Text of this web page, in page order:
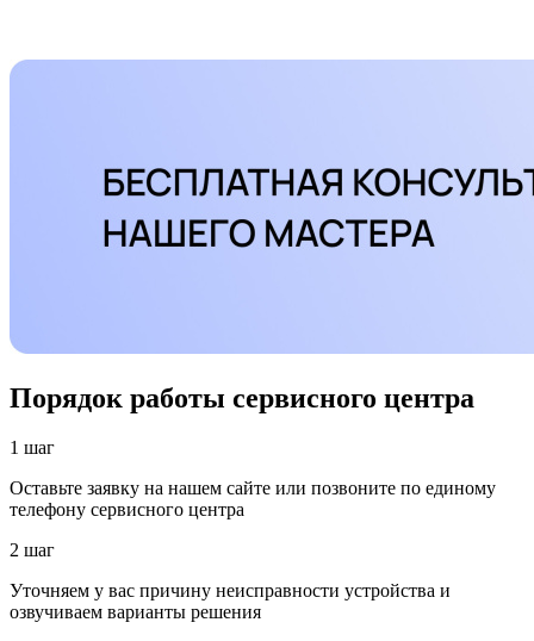
Порядок работы сервисного центра
1 шаг
Оставьте заявку на нашем сайте или позвоните по единому
телефону сервисного центра
2 шаг
Уточняем у вас причину неисправности устройства и
озвучиваем варианты решения